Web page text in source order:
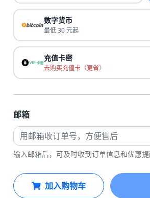
数字货币
最低 30 元起
充值卡密
去购买充值卡（更省）
邮箱
输入邮箱后，可及时收到订单信息和优惠提
加入购物车